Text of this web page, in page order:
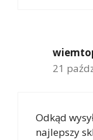
21
Odkąd
najlepszy